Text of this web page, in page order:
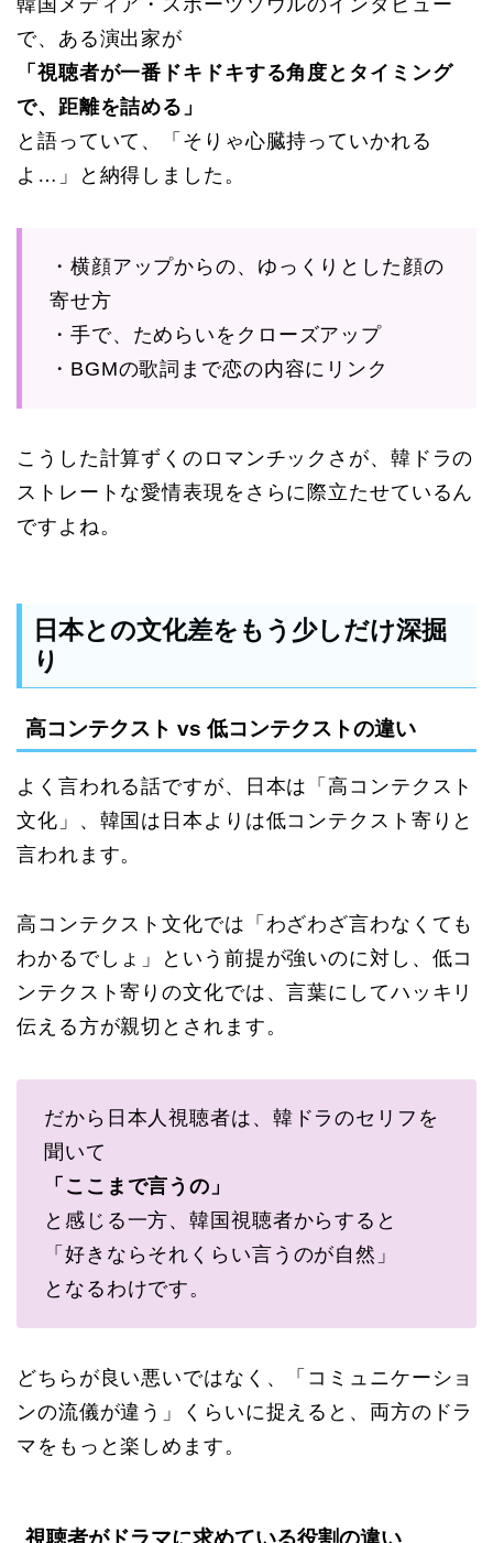
で、ある演出家が
「視聴者が一番ドキドキする角度とタイミング
で、距離を詰める」
と語っていて、「そりゃ心臓持っていかれる
よ…」と納得しました。
・横顔アップからの、ゆっくりとした顔の
寄せ方
・手で、ためらいをクローズアップ
・BGMの歌詞まで恋の内容にリンク
こうした計算ずくのロマンチックさが、韓ドラの
ストレートな愛情表現をさらに際立たせているん
ですよね。
日本との文化差をもう少しだけ深掘
り
高コンテクスト vs 低コンテクストの違い
よく言われる話ですが、日本は「高コンテクスト
文化」、韓国は日本よりは低コンテクスト寄りと
言われます。
高コンテクスト文化では「わざわざ言わなくても
わかるでしょ」という前提が強いのに対し、低コ
ンテクスト寄りの文化では、言葉にしてハッキリ
伝える方が親切とされます。
だから日本人視聴者は、韓ドラのセリフを
聞いて
「ここまで言うの」
と感じる一方、韓国視聴者からすると
「好きならそれくらい言うのが自然」
となるわけです。
どちらが良い悪いではなく、「コミュニケーショ
ンの流儀が違う」くらいに捉えると、両方のドラ
マをもっと楽しめます。
視聴者がドラマに求めている役割の違い